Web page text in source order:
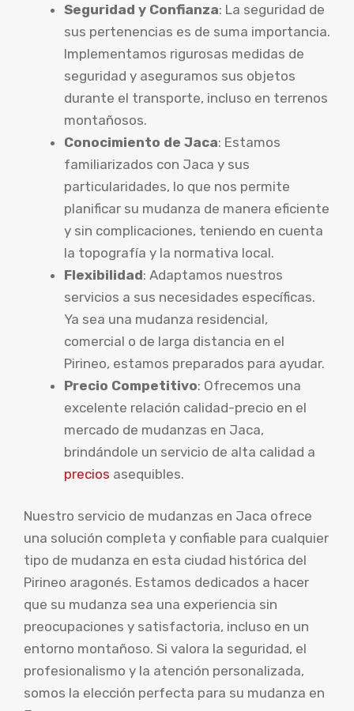
Seguridad y Confianza: La seguridad de
sus pertenencias es de suma importancia.
Implementamos rigurosas medidas de
seguridad y aseguramos sus objetos
durante el transporte, incluso en terrenos
montañosos.
Conocimiento de Jaca: Estamos
familiarizados con Jaca y sus
particularidades, lo que nos permite
planificar su mudanza de manera eficiente
y sin complicaciones, teniendo en cuenta
la topografía y la normativa local.
Flexibilidad: Adaptamos nuestros
servicios a sus necesidades específicas.
Ya sea una mudanza residencial,
comercial o de larga distancia en el
Pirineo, estamos preparados para ayudar.
Precio Competitivo: Ofrecemos una
excelente relación calidad-precio en el
mercado de mudanzas en Jaca,
brindándole un servicio de alta calidad a
precios asequibles.
Nuestro servicio de mudanzas en Jaca ofrece
una solución completa y confiable para cualquier
tipo de mudanza en esta ciudad histórica del
Pirineo aragonés. Estamos dedicados a hacer
que su mudanza sea una experiencia sin
preocupaciones y satisfactoria, incluso en un
entorno montañoso. Si valora la seguridad, el
profesionalismo y la atención personalizada,
somos la elección perfecta para su mudanza en